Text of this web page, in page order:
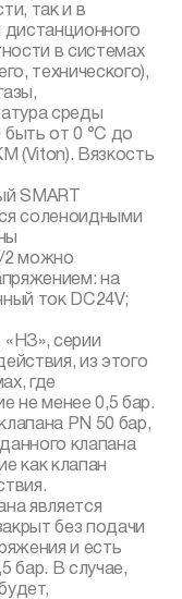
так и в
в системах
технического),
среды
от 0 °С до
(Viton). Вязкость
SMART
соленоидными
2 можно
на
ток DC24V;
«НЗ», серии
из этого
где
не менее 0,5 бар.
PN 50 бар,
клапана
как клапан
является
без подачи
и есть
бар. В случае,